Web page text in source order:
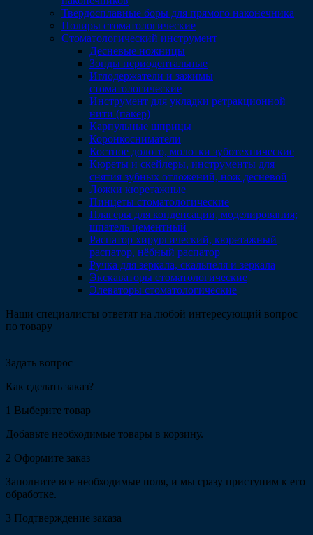
Твердосплавные боры для прямого наконечника
Полиры стоматологические
Стоматологический инструмент
Десневые ножницы
Зонды периодентальные
Иглодержатели и зажимы
стоматологические
Инструмент для укладки ретракционной
нити (пакер)
Карпульные шприцы
Коронкосниматели
Костное долото, молотки зуботехнические
Кюреты и скейлеры, инструменты для
снятия зубных отложений, нож десневой
Ложки кюретажные
Пинцеты стоматологические
Плагеры для конденсации, моделирования;
шпатель цементный
Распатор хирургический, кюретажный
распатор, нёбный распатор
Ручка для зеркала, скальпеля и зеркала
Экскаваторы стоматологические
Элеваторы стоматологические
Наши специалисты ответят на любой интересующий вопрос
по товару
Задать вопрос
Как сделать заказ?
1 Выберите товар
Добавьте необходимые товары в корзину.
2 Оформите заказ
Заполните все необходимые поля, и мы сразу приступим к его
обработке.
3 Подтверждение заказа